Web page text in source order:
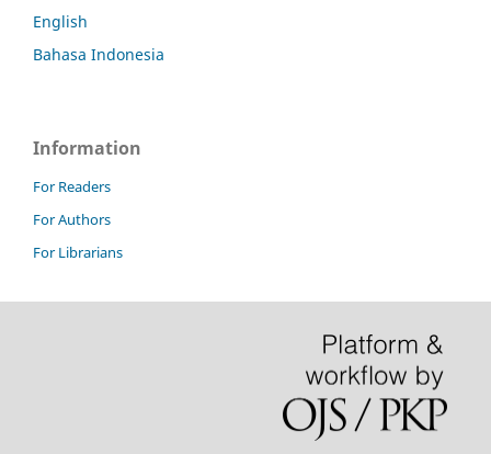
English
Bahasa Indonesia
Information
For Readers
For Authors
For Librarians